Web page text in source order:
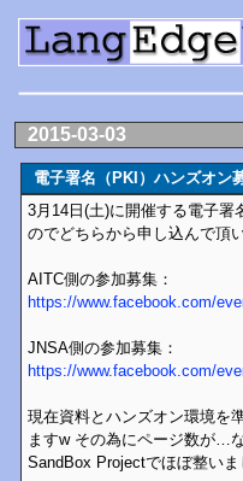
2015-03-03
電子署名（PKI）ハンズオ
3月14日(土)に開催する電子
のでどちらから申し込んで頂
AITC側の参加募集：
https://www.facebook.com/
JNSA側の参加募集：
https://www.facebook.com/
現在資料とハンズオン環境を
ますw その為にページ数が…
SandBox Projectでほぼ整いま